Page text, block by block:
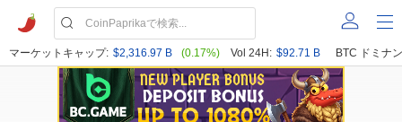
マーケットキャップ: $2,316.97 B (0.17%) Vol 24H: $92.71 B BTC ドミナ